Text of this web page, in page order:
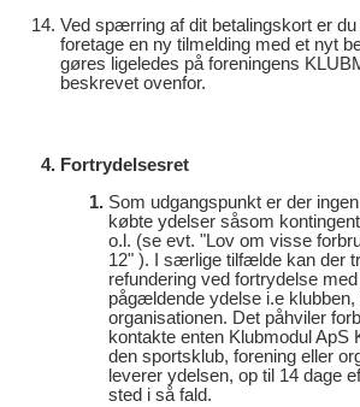
Ved spærring af dit betalingskort er
foretage en ny tilmelding med et nyt
gøres ligeledes på foreningens
beskrevet ovenfor.
Fortrydelsesret
Som udgangspunkt er der
købte ydelser såsom
o.l. (se evt. "Lov om visse
12" ). I særlige tilfælde kan der
refundering ved fortrydelse
pågældende ydelse i.e klubben,
organisationen. Det påhviler
kontakte enten Klubmodul ApS
den sportsklub, forening eller
leverer ydelsen, op til 14 dage
sted i så fald.